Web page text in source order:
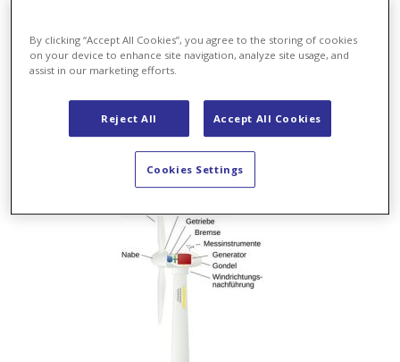
Beton, bis 30 Meter lange Turmelemente: Der Bau
einer Windkraftanlage ist eine logistische
Meisterleistung. Sind die diversen Bestandteile
der Windkraftanlage einmal vor Ort, dauert der
Aufbau und die Inbetriebnahme eines Windparks
dank Koordination und Präzision nur noch 8 bis 12
By clicking “Accept All Cookies”, you agree to the storing of cookies
on your device to enhance site navigation, analyze site usage, and
assist in our marketing efforts.
Reject All Accept All Cookies
Cookies Settings